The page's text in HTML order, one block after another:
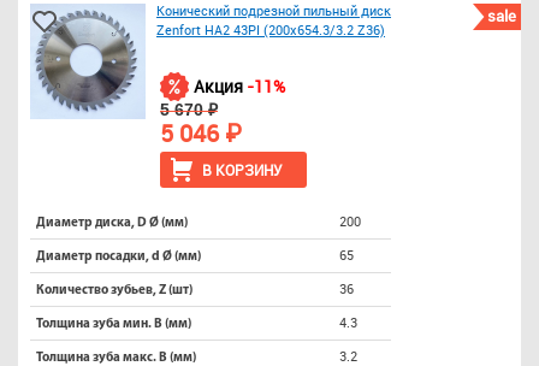
sale
Конический подрезной пильный диск
Zenfort HА2 43PI (200х654.3/3.2 Z36)
В КОРЗИНУ
Акция -11%
5 670 ₽
5 046 ₽
Диаметр диска, D Ø (мм) 200
Диаметр посадки, d Ø (мм) 65
Количество зубьев, Z (шт) 36
Толщина зуба мин. B (мм) 4.3
Толщина зуба макс. B (мм) 3.2